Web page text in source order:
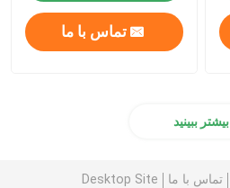
تماس با ما
بیشتر ببینید
تماس با ما Desktop Site